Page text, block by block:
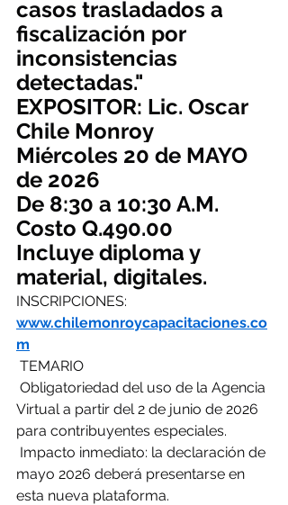
casos trasladados a
fiscalización por
inconsistencias
detectadas."
EXPOSITOR: Lic. Oscar
Chile Monroy
Miércoles 20 de MAYO
de 2026
De 8:30 a 10:30 A.M.
Costo Q.490.00
Incluye diploma y
material, digitales.
INSCRIPCIONES:
www.chilemonroycapacitaciones.co
m
TEMARIO
Obligatoriedad del uso de la Agencia
Virtual a partir del 2 de junio de 2026
para contribuyentes especiales.
Impacto inmediato: la declaración de
mayo 2026 deberá presentarse en
esta nueva plataforma.